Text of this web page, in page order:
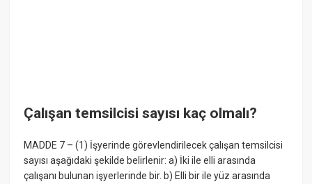
Çalışan temsilcisi sayısı kaç olmalı?
MADDE 7 – (1) İşyerinde görevlendirilecek çalışan temsilcisi
sayısı aşağıdaki şekilde belirlenir: a) İki ile elli arasında
çalışanı bulunan işyerlerinde bir. b) Elli bir ile yüz arasında